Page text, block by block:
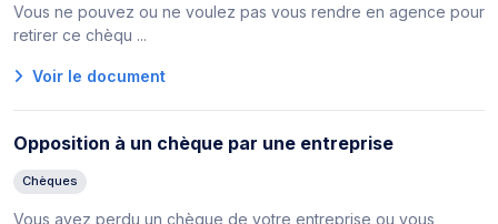
Vous ne pouvez ou ne voulez pas vous rendre en agence pour
retirer ce chèqu ...
Voir le document
Opposition à un chèque par une entreprise
Chèques
Vous avez perdu un chèque de votre entreprise ou vous